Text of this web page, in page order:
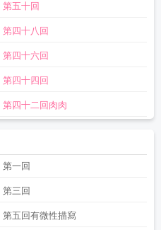
第五十回
第四十八回
第四十六回
第四十四回
第四十二回肉肉
第一回
第三回
第五回有微性描寫